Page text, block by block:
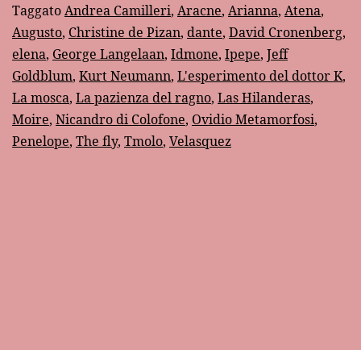
Aracne
TaggatoAndrea Camilleri, Aracne, Arianna, Atena,
Augusto, Christine de Pizan, dante, David Cronenberg,
elena, George Langelaan, Idmone, Ipepe, Jeff
Goldblum, Kurt Neumann, L'esperimento del dottor K,
La mosca, La pazienza del ragno, Las Hilanderas,
Moire, Nicandro di Colofone, Ovidio Metamorfosi,
Penelope, The fly, Tmolo, Velasquez